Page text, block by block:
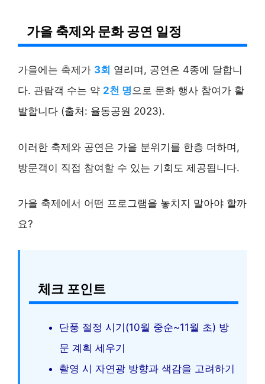
가을 축제와 문화 공연 일정
가을에는 축제가 3회 열리며, 공연은 4종에 달합니
다. 관람객 수는 약 2천 명으로 문화 행사 참여가 활
발합니다 (출처: 율동공원 2023).
이러한 축제와 공연은 가을 분위기를 한층 더하며,
방문객이 직접 참여할 수 있는 기회도 제공됩니다.
가을 축제에서 어떤 프로그램을 놓치지 말아야 할까
요?
체크 포인트
단풍 절정 시기(10월 중순~11월 초) 방
문 계획 세우기
촬영 시 자연광 방향과 색감을 고려하기